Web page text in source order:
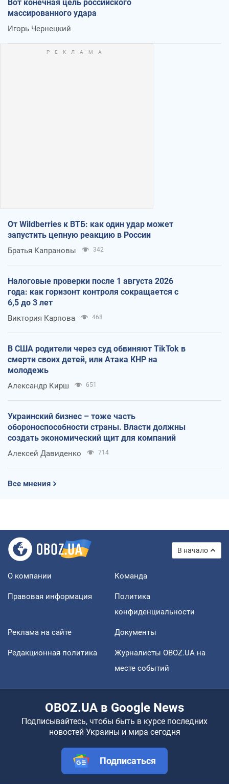
Вот конечная цель российского
массированного удара
Игорь Чернецкий
От Wildberries к ВТБ: как один удар может
запустить цепную реакцию в России
Братья Капрановы 342
Налоговые проверки после 1 августа 2026
года: как горизонт контроля сокращается с
6,5 до 3 лет
Виктория Карпова 468
В США родители через суд обвиняют TikTok в
смерти своих детей, или Атака КНР на
молодежь
Александр Кирш 651
Украинский бизнес – тоже часть
обороноспособности страны. Власти должны
создать экономический щит для компаний
Алексей Давиденко 714
Все мнения
В начало
О компании Команда
Правовая информация
Политика
конфиденциальности
Реклама на сайте Документы
Редакционная политика
Журналисты OBOZ.UA на
месте событий
OBOZ.UA в Google News
Подписывайтесь, чтобы быть в курсе последних
новостей Украины и мира сегодня
Подписаться